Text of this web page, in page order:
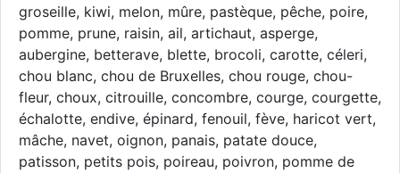
groseille, kiwi, melon, mûre, pastèque, pêche, poire,
pomme, prune, raisin, ail, artichaut, asperge,
aubergine, betterave, blette, brocoli, carotte, céleri,
chou blanc, chou de Bruxelles, chou rouge, chou-
fleur, choux, citrouille, concombre, courge, courgette,
échalotte, endive, épinard, fenouil, fève, haricot vert,
mâche, navet, oignon, panais, patate douce,
patisson, petits pois, poireau, poivron, pomme de